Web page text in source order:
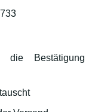
die Bestätigung